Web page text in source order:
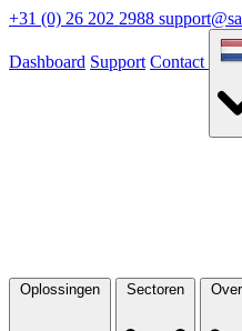
+31 (0) 26 202 2988
Dashboard Support Contact
Oplossingen Sectoren